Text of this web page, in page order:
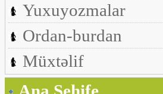
Yuxuyozmalar
Ordan-burdan
Müxtəlif